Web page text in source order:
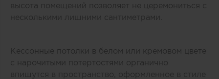
высота помещений позволяет не церемониться с
несколькими лишними сантиметрами.
Кессонные потолки в белом или кремовом цвете
с нарочитыми потертостями органично
впишутся в пространство, оформленное в стиле